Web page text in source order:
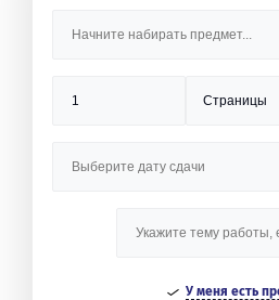
У меня есть